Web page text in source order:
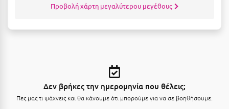
Νάουσα
Προβολή χάρτη μεγαλύτερου μεγέθους
Δεν βρήκες την ημερομηνία που θέλεις;
Πες μας τι ψάχνεις και θα κάνουμε ότι μπορούμε για να σε βοηθήσουμε.